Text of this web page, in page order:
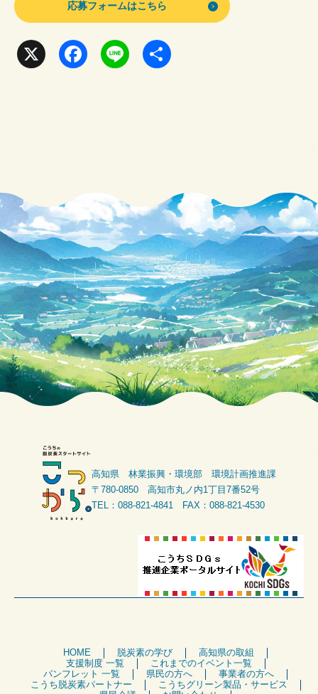
応募フォームはこちら
o
o
k
高知県 林業振興・環境部 環境計画推進課
〒780-0850 高知市丸ノ内1丁目7番52号
TEL：088-821-4841 FAX：088-821-4530
HOME 脱炭素の学び
高知県の取組
支援制度 一覧
これまでのイベント一覧
パンフレット 一覧
県民の方へ
事業者の方へ
こうち脱炭素パートナー
こうちグリーン製品・サービス